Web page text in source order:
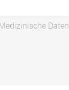
Medizinische Daten